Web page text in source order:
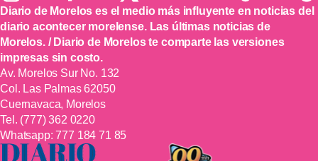
Diario de Morelos es el medio más influyente en noticias del
diario acontecer morelense. Las últimas noticias de
Morelos. / Diario de Morelos te comparte las versiones
impresas sin costo.
Av. Morelos Sur No. 132
Col. Las Palmas 62050
Cuernavaca, Morelos
Tel. (777) 362 0220
Whatsapp:777 184 71 85